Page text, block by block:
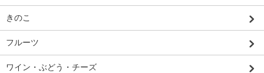
きのこ
フルーツ
ワイン・ぶどう・チーズ